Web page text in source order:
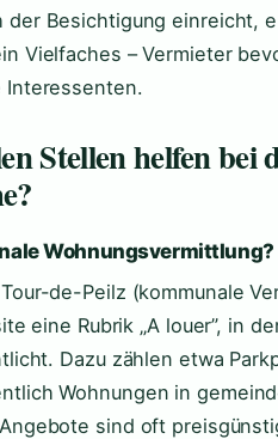
der Besichtigung einreicht,
Vielfaches – Vermieter
Stellen helfen bei
Wohnungsvermittlung?
de-Peilz (kommunale
eine Rubrik „A louer”, in
Dazu zählen etwa
Wohnungen in
sind oft